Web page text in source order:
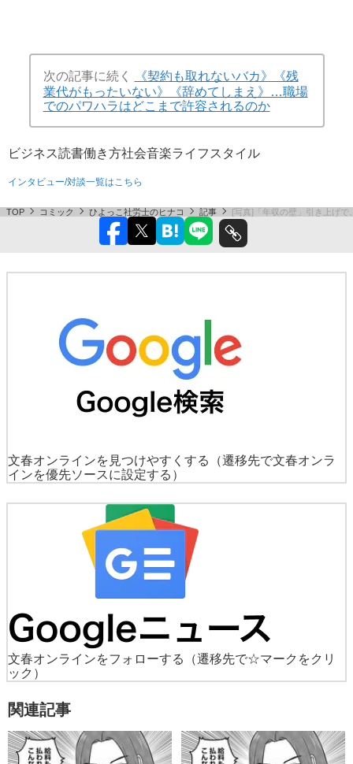
次の記事に続く
《契約も取れないバカ》《残
業代がもったいない》《辞めてしまえ》…職場
でのパワハラはどこまで許容されるのか
ビジネス読書働き方社会音楽ライフスタイル
インタビュー/対談一覧はこちら
TOP コミック ひよっこ社労士のヒナコ 記事 [写真]「年収の壁」引き上げ
文春オンラインを見つけやすくする
（遷移先で文春オンラ
インを優先ソースに設定する）
文春オンラインをフォローする
（遷移先で☆マークをクリ
ック）
関連記事